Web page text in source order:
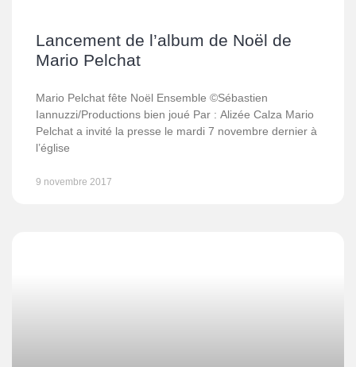
Lancement de l’album de Noël de
Mario Pelchat
Mario Pelchat fête Noël Ensemble ©Sébastien
Iannuzzi/Productions bien joué Par : Alizée Calza Mario
Pelchat a invité la presse le mardi 7 novembre dernier à
l’église
9 novembre 2017